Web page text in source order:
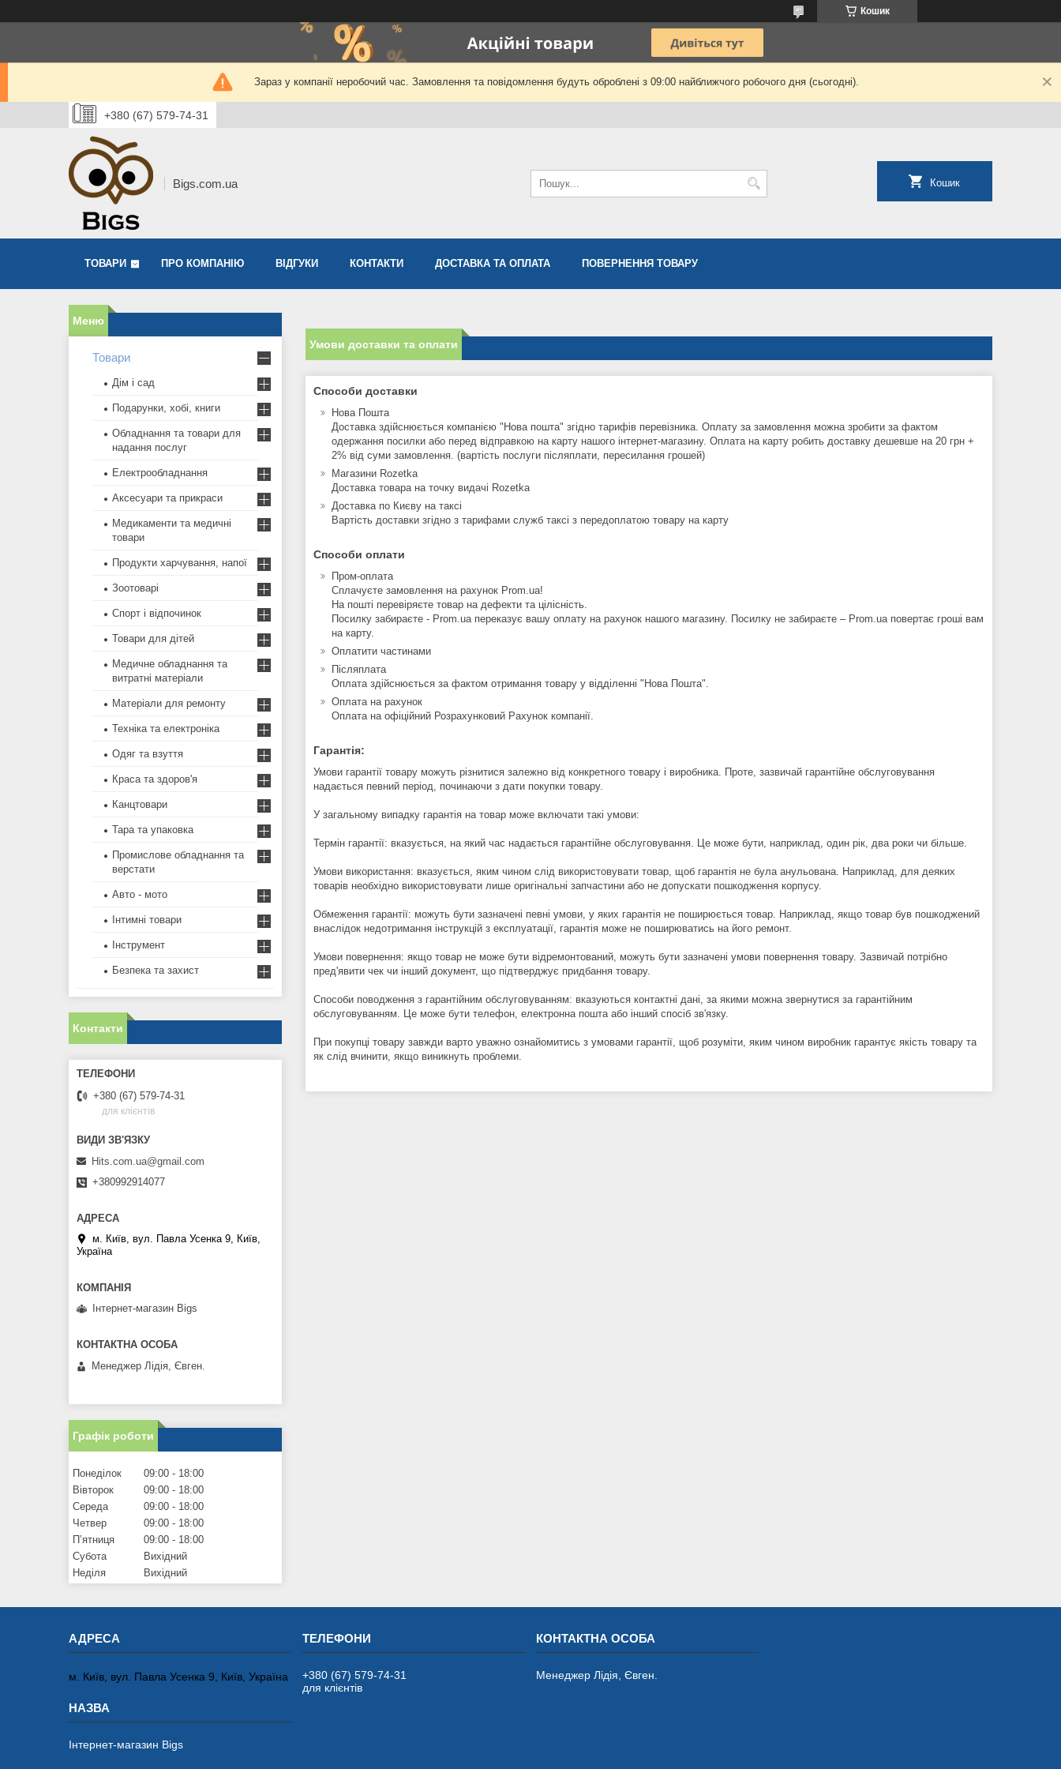
Кошик
Зараз у компанії неробочий час. Замовлення та повідомлення будуть оброблені з 09:00 найближчого робочого дня (сьогодні).
+380 (67) 579-74-31
Bigs.com.ua Кошик
ТОВАРИ ПРО КОМПАНІЮ ВІДГУКИ КОНТАКТИ ДОСТАВКА ТА ОПЛАТА ПОВЕРНЕННЯ ТОВАРУ
Умови доставки та оплати
Способи доставки
Нова Пошта
Доставка здійснюється компанією "Нова пошта" згідно тарифів перевізника. Оплату за замовлення можна зробити за фактом
одержання посилки або перед відправкою на карту нашого інтернет-магазину. Оплата на карту робить доставку дешевше на 20 грн +
2% від суми замовлення. (вартість послуги післяплати, пересилання грошей)
Магазини Rozetka
Доставка товара на точку видачі Rozetka
Доставка по Києву на таксі
Вартість доставки згідно з тарифами служб таксі з передоплатою товару на карту
Способи оплати
Пром-оплата
Сплачуєте замовлення на рахунок Prom.ua!
На пошті перевіряєте товар на дефекти та цілісність.
Посилку забираєте - Prom.ua переказує вашу оплату на рахунок нашого магазину. Посилку не забираєте – Prom.ua повертає гроші вам
на карту.
Оплатити частинами
Післяплата
Оплата здійснюється за фактом отримання товару у відділенні "Нова Пошта".
Оплата на рахунок
Оплата на офіційний Розрахунковий Рахунок компанії.
Гарантія:
Умови гарантії товару можуть різнитися залежно від конкретного товару і виробника. Проте, зазвичай гарантійне обслуговування
надається певний період, починаючи з дати покупки товару.
У загальному випадку гарантія на товар може включати такі умови:
Термін гарантії: вказується, на який час надається гарантійне обслуговування. Це може бути, наприклад, один рік, два роки чи більше.
Умови використання: вказується, яким чином слід використовувати товар, щоб гарантія не була анульована. Наприклад, для деяких
товарів необхідно використовувати лише оригінальні запчастини або не допускати пошкодження корпусу.
Обмеження гарантії: можуть бути зазначені певні умови, у яких гарантія не поширюється товар. Наприклад, якщо товар був пошкоджений
внаслідок недотримання інструкцій з експлуатації, гарантія може не поширюватись на його ремонт.
Умови повернення: якщо товар не може бути відремонтований, можуть бути зазначені умови повернення товару. Зазвичай потрібно
пред'явити чек чи інший документ, що підтверджує придбання товару.
Способи поводження з гарантійним обслуговуванням: вказуються контактні дані, за якими можна звернутися за гарантійним
обслуговуванням. Це може бути телефон, електронна пошта або інший спосіб зв'язку.
При покупці товару завжди варто уважно ознайомитись з умовами гарантії, щоб розуміти, яким чином виробник гарантує якість товару та
як слід вчинити, якщо виникнуть проблеми.
Товари
Дім і сад
Подарунки, хобі, книги
Обладнання та товари для
надання послуг
Електрообладнання
Аксесуари та прикраси
Медикаменти та медичні
товари
Продукти харчування, напої
Зоотоварі
Спорт і відпочинок
Товари для дітей
Медичне обладнання та
витратні матеріали
Матеріали для ремонту
Техніка та електроніка
Одяг та взуття
Краса та здоров'я
Канцтовари
Тара та упаковка
Промислове обладнання та
верстати
Авто - мото
Інтимні товари
Інструмент
Безпека та захист
Контакти
+380 (67) 579-74-31
для клієнтів
Hits.com.ua@gmail.com
+380992914077
м. Київ, вул. Павла Усенка 9, Київ,
Україна
Інтернет-магазин Bigs
Менеджер Лідія, Євген.
Графік роботи
Понеділок 09:00
18:00
Вівторок
09:00
18:00
Середа
09:00
18:00
Четвер
09:00
18:00
Пʼятниця
09:00
18:00
Субота
Вихідний
Неділя
Вихідний
м. Київ, вул. Павла Усенка 9, Київ, Україна
Інтернет-магазин Bigs
+380 (67) 579-74-31
для клієнтів
Менеджер Лідія, Євген.